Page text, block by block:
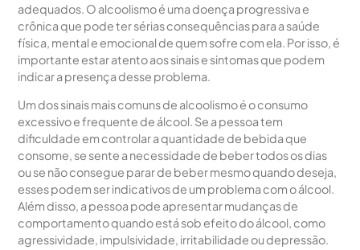
adequados. O alcoolismo é uma doença progressiva e
crônica que pode ter sérias consequências para a saúde
física, mental e emocional de quem sofre com ela. Por isso, é
importante estar atento aos sinais e sintomas que podem
indicar a presença desse problema.
Um dos sinais mais comuns de alcoolismo é o consumo
excessivo e frequente de álcool. Se a pessoa tem
dificuldade em controlar a quantidade de bebida que
consome, se sente a necessidade de beber todos os dias
ou se não consegue parar de beber mesmo quando deseja,
esses podem ser indicativos de um problema com o álcool.
Além disso, a pessoa pode apresentar mudanças de
comportamento quando está sob efeito do álcool, como
agressividade, impulsividade, irritabilidade ou depressão.